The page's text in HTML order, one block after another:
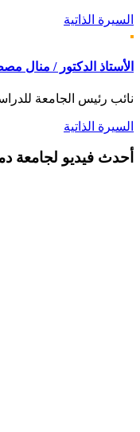
السيرة الذاتية
الأستاذ الدكتور / منال
نائب رئيس الجامعة
السيرة الذاتية
أحدث فيديو لجامعة